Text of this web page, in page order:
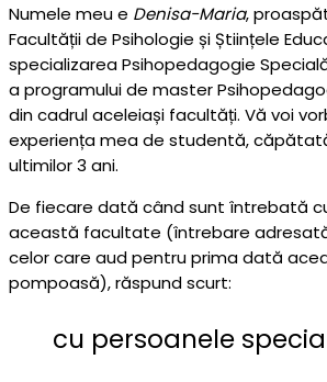
Numele meu e Denisa-Maria,
Facultății de Psihologie și Științele
specializarea Psihopedagogie
a programului de master
din cadrul aceleiași facultăți. Vă voi
experiența mea de studentă,
ultimilor 3 ani.
De fiecare dată când sunt întrebată
această facultate (întrebare
celor care aud pentru prima dată
pompoasă), răspund scurt:
cu persoanele